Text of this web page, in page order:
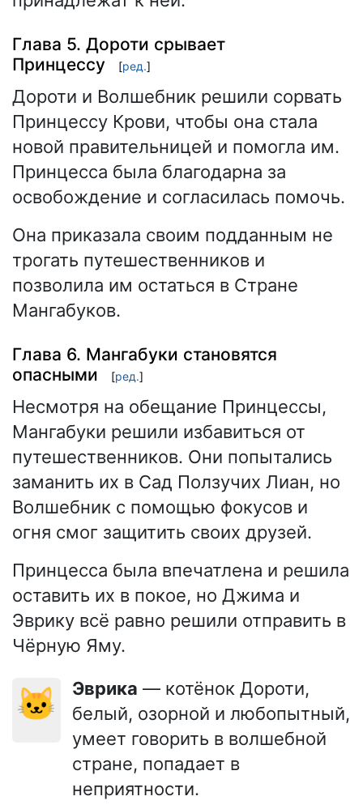
Глава 5. Дороти срывает
Принцессу
[ред.]
Дороти и Волшебник решили сорвать
Принцессу Крови, чтобы она стала
новой правительницей и помогла им.
Принцесса была благодарна за
освобождение и согласилась помочь.
Она приказала своим подданным не
трогать путешественников и
позволила им остаться в Стране
Мангабуков.
Глава 6. Мангабуки становятся
опасными
[ред.]
Несмотря на обещание Принцессы,
Мангабуки решили избавиться от
путешественников. Они попытались
заманить их в Сад Ползучих Лиан, но
Волшебник с помощью фокусов и
огня смог защитить своих друзей.
Принцесса была впечатлена и решила
оставить их в покое, но Джима и
Эврику всё равно решили отправить в
Чёрную Яму.
🐱 Эврика — котёнок Дороти,
белый, озорной и любопытный,
умеет говорить в волшебной
стране, попадает в
неприятности.